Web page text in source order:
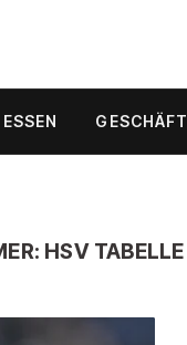
ESSEN GESCHÄFT
HSV TABELLE